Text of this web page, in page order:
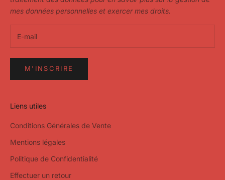
mes données personnelles et exercer mes droits.
M'INSCRIRE
Liens utiles
Conditions Générales de Vente
Mentions légales
Politique de Confidentialité
Effectuer un retour